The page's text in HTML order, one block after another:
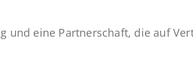
und eine Partnerschaft, die auf